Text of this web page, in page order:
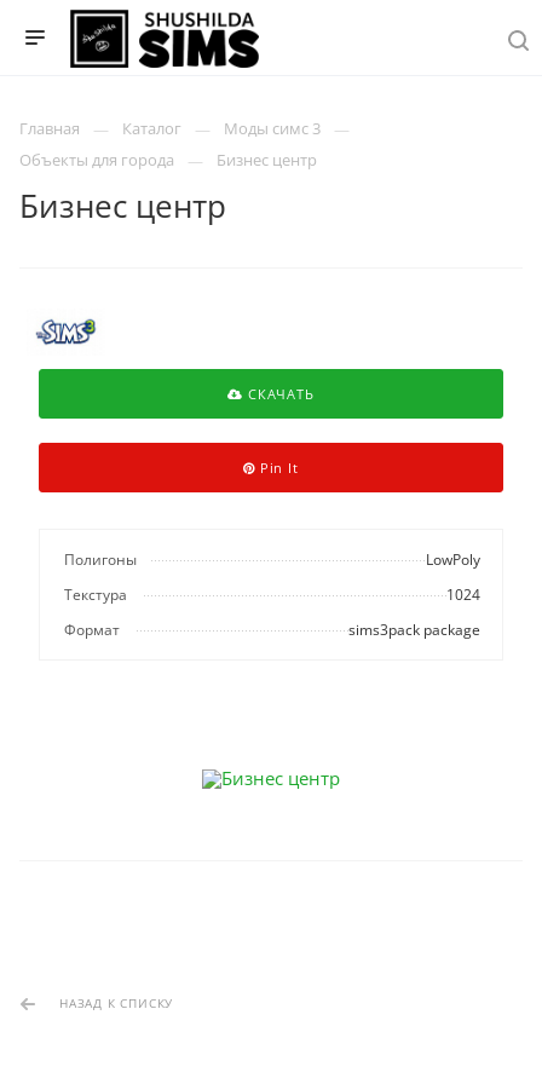
Главная Каталог
Моды симс 3
Объекты для города
Бизнес центр
Бизнес центр
СКАЧАТЬ
Pin It
Полигоны
LowPoly
Текстура
1024
Формат
sims3pack package
НАЗАД К СПИСКУ